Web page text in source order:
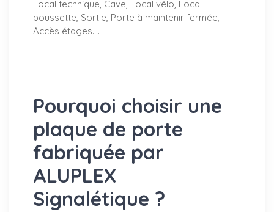
Local technique, Cave, Local vélo, Local
poussette, Sortie, Porte à maintenir fermée,
Accès étages….
Pourquoi choisir une
plaque de porte
fabriquée par
ALUPLEX
Signalétique ?